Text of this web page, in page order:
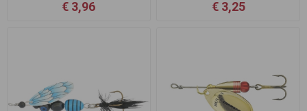
€ 3,96 € 3,25